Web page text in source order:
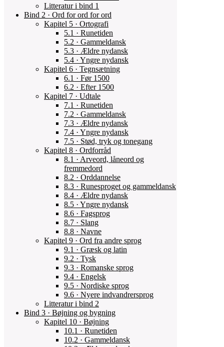
Litteratur i bind 1
Bind 2 · Ord for ord for ord
Kapitel 5 · Ortografi
5.1 · Runetiden
5.2 · Gammeldansk
5.3 · Ældre nydansk
5.4 · Yngre nydansk
Kapitel 6 · Tegnsætning
6.1 · Før 1500
6.2 · Efter 1500
Kapitel 7 · Udtale
7.1 · Runetiden
7.2 · Gammeldansk
7.3 · Ældre nydansk
7.4 · Yngre nydansk
7.5 · Stød, tryk og tonegang
Kapitel 8 · Ordforråd
8.1 · Arveord, låneord og
fremmedord
8.2 · Orddannelse
8.3 · Runesproget og gammeldansk
8.4 · Ældre nydansk
8.5 · Yngre nydansk
8.6 · Fagsprog
8.7 · Slang
8.8 · Navne
Kapitel 9 · Ord fra andre sprog
9.1 · Græsk og latin
9.2 · Tysk
9.3 · Romanske sprog
9.4 · Engelsk
9.5 · Nordiske sprog
9.6 · Nyere indvandrersprog
Litteratur i bind 2
Bind 3 · Bøjning og bygning
Kapitel 10 · Bøjning
10.1 · Runetiden
10.2 · Gammeldansk